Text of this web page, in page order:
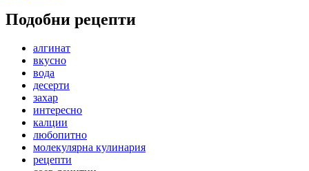
Подобни рецепти
алгинат
вкусно
вода
десерти
захар
интересно
калции
любопитно
молекулярна кулинария
рецепти